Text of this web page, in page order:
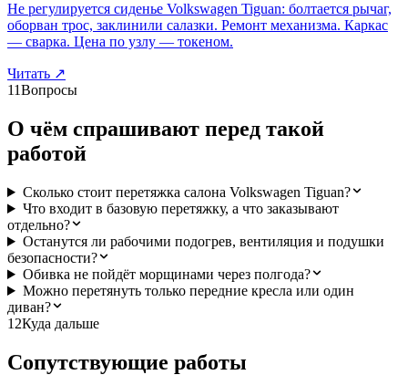
Не регулируется сиденье Volkswagen Tiguan: болтается рычаг,
оборван трос, заклинили салазки. Ремонт механизма. Каркас
— сварка. Цена по узлу — токеном.
Читать ↗
11Вопросы
О чём спрашивают перед такой
работой
Сколько стоит перетяжка салона Volkswagen Tiguan?
Что входит в базовую перетяжку, а что заказывают
отдельно?
Останутся ли рабочими подогрев, вентиляция и подушки
безопасности?
Обивка не пойдёт морщинами через полгода?
Можно перетянуть только передние кресла или один
диван?
12Куда дальше
Сопутствующие работы